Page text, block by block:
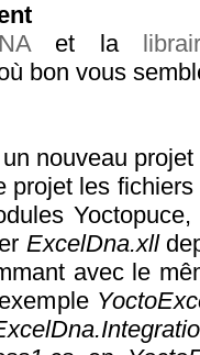
et la
bon vous
nouveau
projet les
ExcelDna.xll
avec le